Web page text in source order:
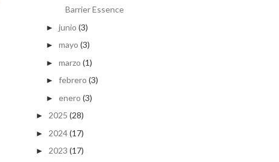
Barrier Essence
► junio (3)
► mayo (3)
► marzo (1)
► febrero (3)
► enero (3)
► 2025 (28)
► 2024(17)
► 2023 (17)